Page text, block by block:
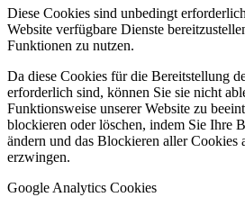
Diese Cookies sind unbedingt
Website verfügbare Dienste
Funktionen zu nutzen.
Da diese Cookies für die Bereitstellung
erforderlich sind, können Sie sie nicht
Funktionsweise unserer Website zu
blockieren oder löschen, indem Sie Ihre
ändern und das Blockieren aller Cookies
erzwingen.
Google Analytics Cookies